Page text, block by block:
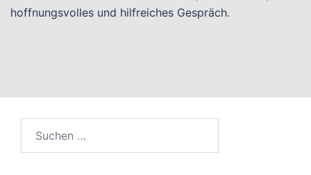
hoffnungsvolles und hilfreiches Gespräch.